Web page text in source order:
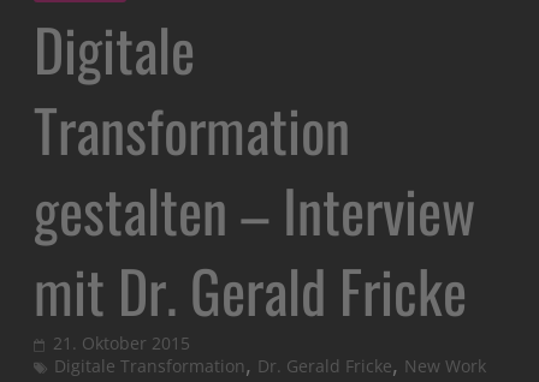
Digitale
Transformation
gestalten – Interview
mit Dr. Gerald Fricke
21. Oktober 2015
Digitale Transformation, Dr. Gerald Fricke, New Work